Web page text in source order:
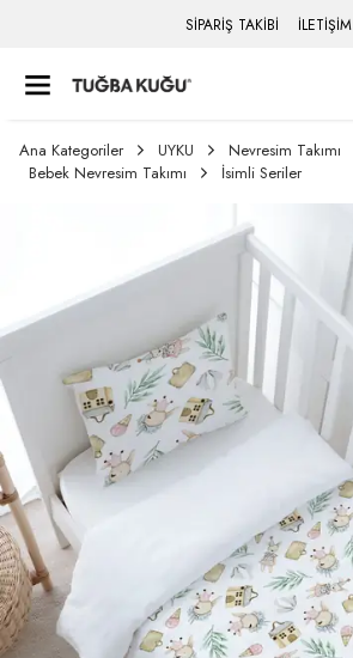
SİPARİŞ TAKİBİ İLETİŞİM
Ana Kategoriler UYKU
Nevresim Takımı
Bebek Nevresim Takımı
İsimli Seriler